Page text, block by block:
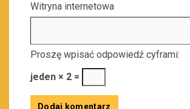
Witryna internetowa
Proszę wpisać odpowiedź cyframi:
jeden × 2 =